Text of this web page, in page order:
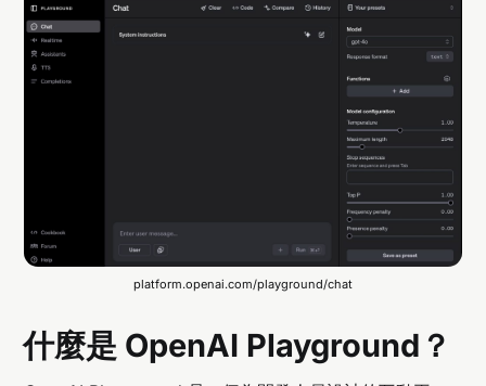
platform.openai.com/playground/chat
什麼是 OpenAI Playground？